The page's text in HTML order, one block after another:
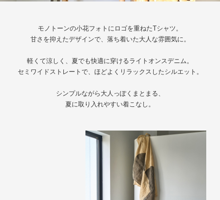
モノトーンの小花フォトにロゴを重ねたTシャツ。
甘さを抑えたデザインで、落ち着いた大人な雰囲気に。
軽くて涼しく、夏でも快適に穿けるライトオンスデニム。
セミワイドストレートで、ほどよくリラックスしたシルエット。
シンプルながら大人っぽくまとまる、
夏に取り入れやすい着こなし。